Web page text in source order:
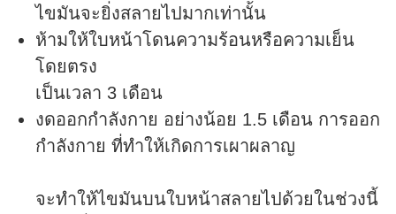
ไขมันจะยิ่งสลายไปมากเท่านั้น
ห้ามให้ใบหน้าโดนความร้อนหรือความเย็น
โดยตรง
เป็นเวลา 3 เดือน
งดออกกำลังกาย อย่างน้อย 1.5 เดือน การออก
กำลังกาย ที่ทำให้เกิดการเผาผลาญ
จะทำให้ไขมันบนใบหน้าสลายไปด้วยในช่วงนี้